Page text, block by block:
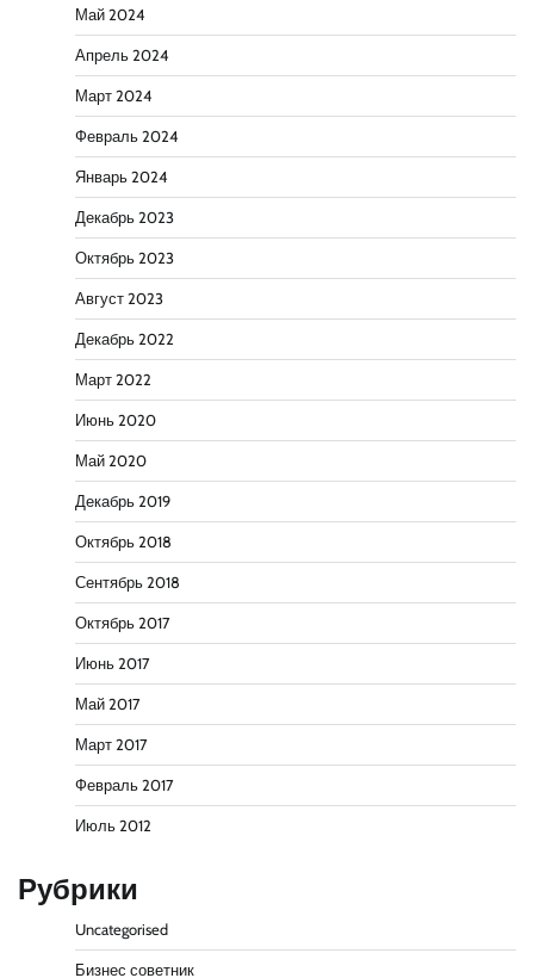
Май 2024
Апрель 2024
Март 2024
Февраль 2024
Январь 2024
Декабрь 2023
Октябрь 2023
Август 2023
Декабрь 2022
Март 2022
Июнь 2020
Май 2020
Декабрь 2019
Октябрь 2018
Сентябрь 2018
Октябрь 2017
Июнь 2017
Май 2017
Март 2017
Февраль 2017
Июль 2012
Рубрики
Uncategorised
Бизнес советник